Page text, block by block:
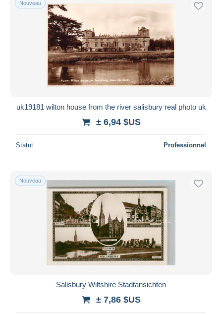
Nouveau
uk19181 wilton house from the river salisbury real photo uk
± 6,94 $US
Statut Professionnel
Nouveau
Salisbury Wiltshire Stadtansichten
± 7,86 $US